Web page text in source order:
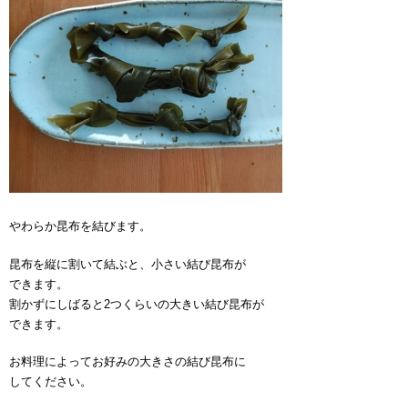
やわらか昆布を結びます。
昆布を縦に割いて結ぶと、小さい結び昆布が
できます。
割かずにしばると2つくらいの大きい結び昆布が
できます。
お料理によってお好みの大きさの結び昆布に
してください。